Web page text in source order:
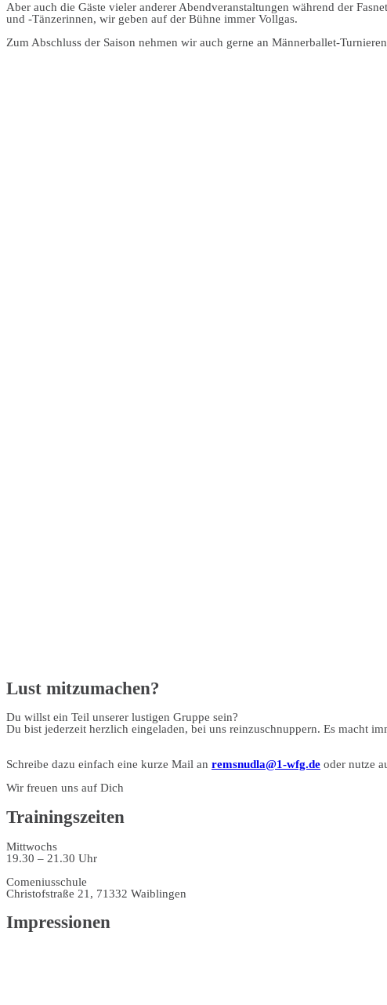
Aber auch die Gäste vieler anderer Abendveranstaltungen während der
und -Tänzerinnen, wir geben auf der Bühne immer Vollgas.
Zum Abschluss der Saison nehmen wir auch gerne an Männerballet-
Lust mitzumachen?
Du willst ein Teil unserer lustigen Gruppe sein?
Du bist jederzeit herzlich eingeladen, bei uns reinzuschnuppern. Es macht
Schreibe dazu einfach eine kurze Mail an remsnudla@1-wfg.de oder nutze
Wir freuen uns auf Dich
Trainingszeiten
Mittwochs
19.30 – 21.30 Uhr
Comeniusschule
Christofstraße 21, 71332 Waiblingen
Impressionen